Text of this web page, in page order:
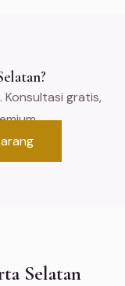
Konsultasi gratis,
Selatan